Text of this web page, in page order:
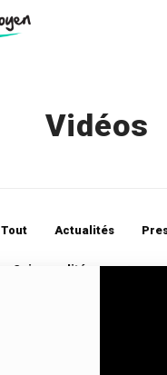
Vidéos
Tout Actualités
Saisonnalité